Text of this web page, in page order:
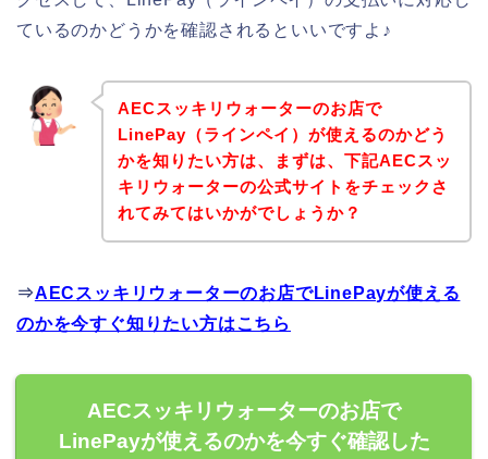
ているのかどうかを確認されるといいですよ♪
AECスッキリウォーターのお店で
LinePay（ラインペイ）が使えるのかどう
かを知りたい方は、まずは、下記AECスッ
キリウォーターの公式サイトをチェックさ
れてみてはいかがでしょうか？
⇒AECスッキリウォーターのお店でLinePayが使える
のかを今すぐ知りたい方はこちら
AECスッキリウォーターのお店で
LinePayが使えるのかを今すぐ確認した